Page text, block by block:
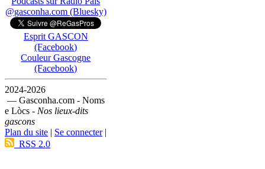
@gasconha.com (Bluesky)
Esprit GASCON
(Facebook)
Couleur Gascogne
(Facebook)
2024-2026
— Gasconha.com - Noms
e Lòcs - Nos lieux-dits
gascons
Plan du site | Se connecter|
RSS 2.0